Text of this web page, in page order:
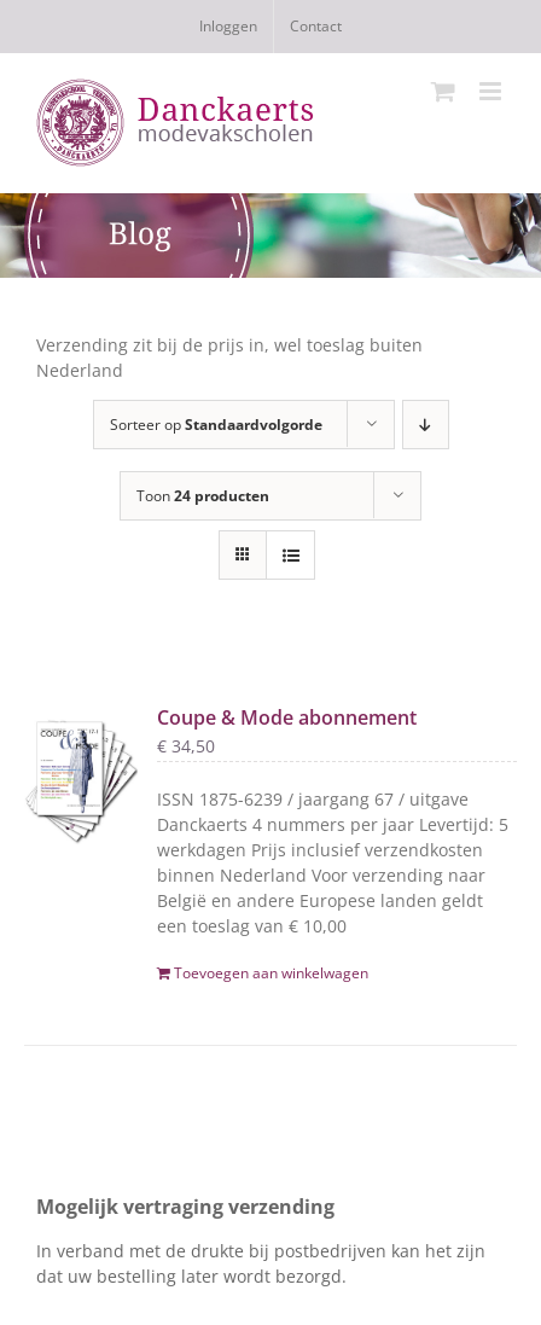
Inloggen Contact
Verzending zit bij de prijs in, wel toeslag buiten
Nederland
Sorteer opStandaardvolgorde
Toon24 producten
Coupe & Mode abonnement
€ 34,50
ISSN 1875-6239 / jaargang 67 / uitgave
Danckaerts 4 nummers per jaar Levertijd: 5
werkdagen Prijs inclusief verzendkosten
binnen Nederland Voor verzending naar
België en andere Europese landen geldt
een toeslag van € 10,00
Toevoegen aan winkelwagen
Mogelijk vertraging verzending
In verband met de drukte bij postbedrijven kan het zijn
dat uw bestelling later wordt bezorgd.